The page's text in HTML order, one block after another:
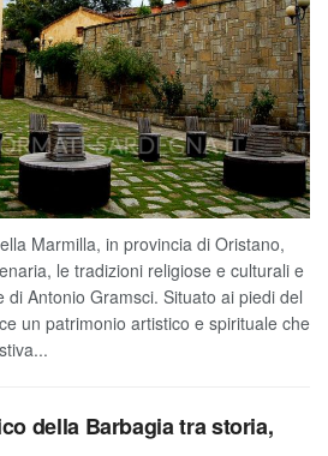
Marmilla, in provincia di Oristano,
le tradizioni religiose e culturali e
Antonio Gramsci. Situato ai piedi del
un patrimonio artistico e spirituale che
della Barbagia tra storia,